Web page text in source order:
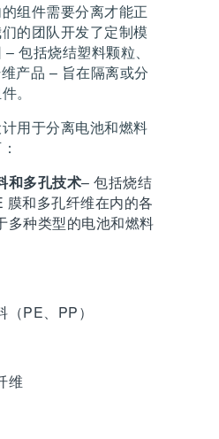
组件需要分离才能正
的团队开发了定制模
包括烧结塑料颗粒、
产品 – 旨在隔离或分
。
用于分离电池和燃料
和多孔技术– 包括烧结
膜和多孔纤维在内的各
多种类型的电池和燃料
PE、PP）
维